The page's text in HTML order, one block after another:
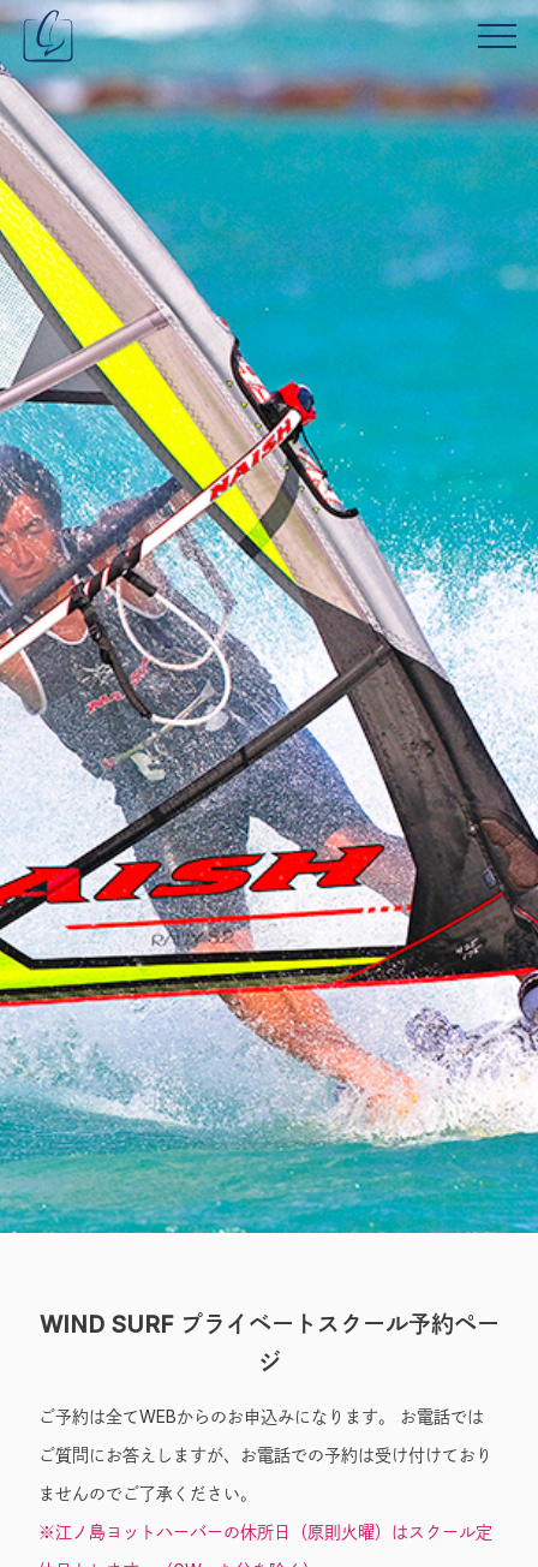
Entry
WIND SURF プライベートスクール予約ペー
ジ
ご予約は全てWEBからのお申込みになります。 お電話では
ご質問にお答えしますが、お電話での予約は受け付けており
ませんのでご了承ください。
※江ノ島ヨットハーバーの休所日（原則火曜）はスクール定